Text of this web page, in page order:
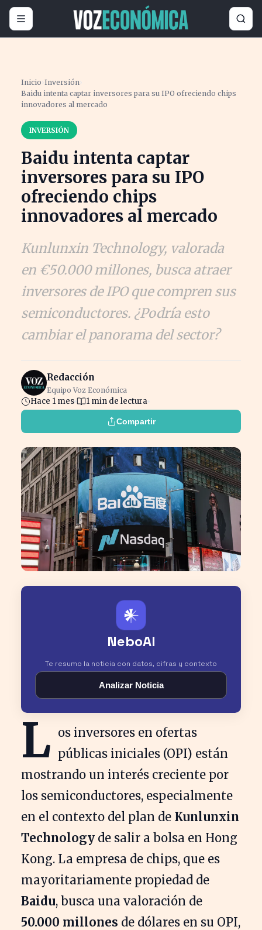
Inicio ›Inversión›
Baidu intenta captar inversores para su IPO ofreciendo chips
innovadores al mercado
INVERSIÓN
Baidu intenta captar
inversores para su IPO
ofreciendo chips
innovadores al mercado
Kunlunxin Technology, valorada
en €50.000 millones, busca atraer
inversores de IPO que compren sus
semiconductores. ¿Podría esto
cambiar el panorama del sector?
Redacción
Equipo Voz Económica
Hace 1 mes 1 min de lectura
Compartir
𒀭
NeboAI
Te resumo la noticia con datos, cifras y contexto
Analizar Noticia
L os inversores en ofertas
públicas iniciales (OPI) están
mostrando un interés creciente por
los semiconductores, especialmente
en el contexto del plan de Kunlunxin
Technology de salir a bolsa en Hong
Kong. La empresa de chips, que es
mayoritariamente propiedad de
Baidu, busca una valoración de
50.000 millones de dólares en su OPI,